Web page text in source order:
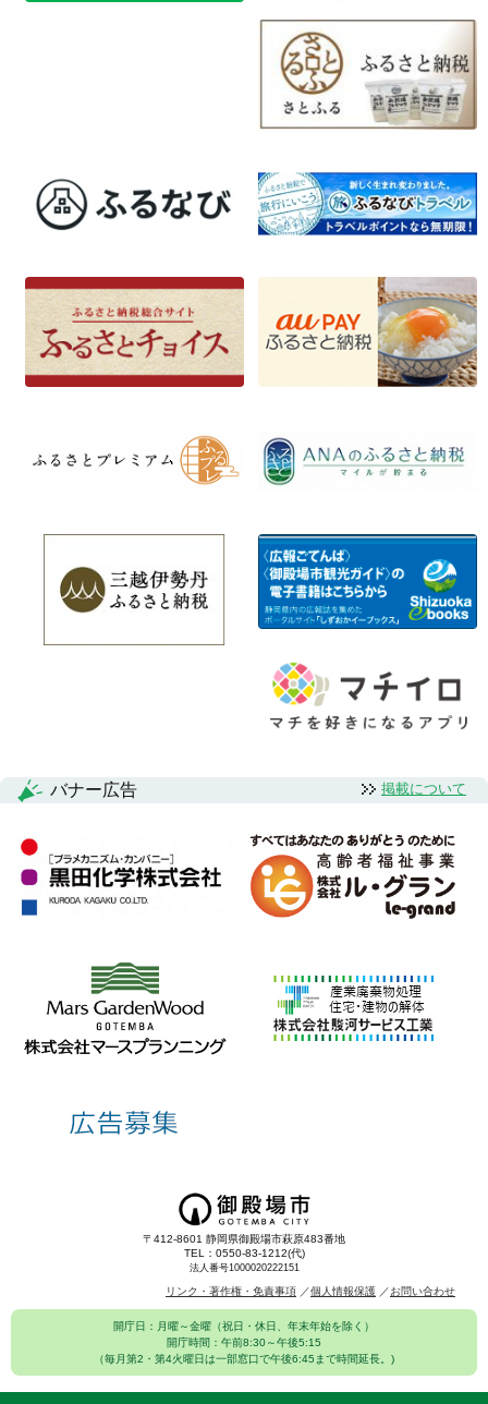
バナー広告 掲載について
〒412-8601 静岡県御殿場市萩原483番地
TEL：0550-83-1212(代)
法人番号1000020222151
リンク・著作権・免責事項 個人情報保護 お問い合わせ
開庁日：月曜～金曜（祝日・休日、年末年始を除く）
開庁時間：午前8:30～午後5:15
（毎月第2・第4火曜日は一部窓口で午後6:45まで時間延長。)